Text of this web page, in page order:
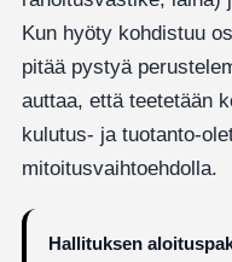
Kun hyöty kohdistuu
pitää pystyä
auttaa, että teetetään
kulutus- ja tuotanto-
mitoitusvaihtoehdolla.
Hallituksen